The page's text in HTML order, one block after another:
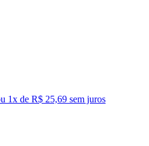
1x de R$ 25,69 sem juros